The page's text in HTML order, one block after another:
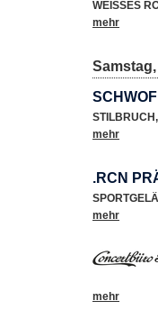
WEISSES
mehr
STILBRUCH,
mehr
.RCN
mehr
mehr